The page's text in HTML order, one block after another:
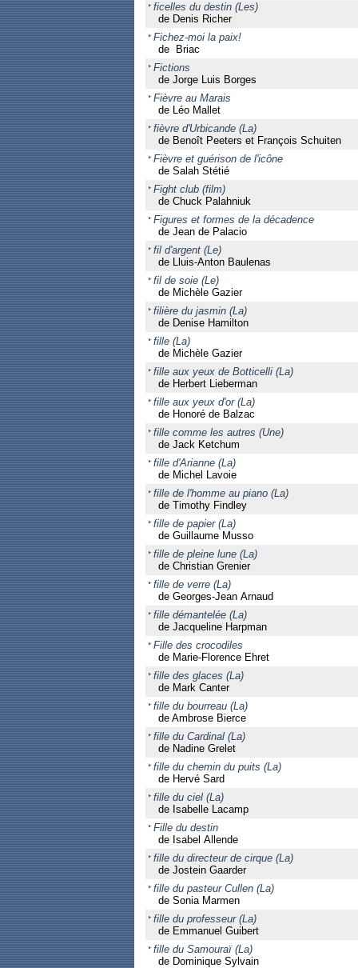
ficelles du destin (Les)
de Denis Richer
Fichez-moi la paix!
de Briac
Fictions
de Jorge Luis Borges
Fièvre au Marais
de Léo Mallet
fièvre d'Urbicande (La)
de Benoît Peeters et François Schuiten
Fièvre et guérison de l'icône
de Salah Stétié
Fight club (film)
de Chuck Palahniuk
Figures et formes de la décadence
de Jean de Palacio
fil d'argent (Le)
de Lluis-Anton Baulenas
fil de soie (Le)
de Michèle Gazier
filière du jasmin (La)
de Denise Hamilton
fille (La)
de Michèle Gazier
fille aux yeux de Botticelli (La)
de Herbert Lieberman
fille aux yeux d'or (La)
de Honoré de Balzac
fille comme les autres (Une)
de Jack Ketchum
fille d'Arianne (La)
de Michel Lavoie
fille de l'homme au piano (La)
de Timothy Findley
fille de papier (La)
de Guillaume Musso
fille de pleine lune (La)
de Christian Grenier
fille de verre (La)
de Georges-Jean Arnaud
fille démantelée (La)
de Jacqueline Harpman
Fille des crocodiles
de Marie-Florence Ehret
fille des glaces (La)
de Mark Canter
fille du bourreau (La)
de Ambrose Bierce
fille du Cardinal (La)
de Nadine Grelet
fille du chemin du puits (La)
de Hervé Sard
fille du ciel (La)
de Isabelle Lacamp
Fille du destin
de Isabel Allende
fille du directeur de cirque (La)
de Jostein Gaarder
fille du pasteur Cullen (La)
de Sonia Marmen
fille du professeur (La)
de Emmanuel Guibert
fille du Samouraï (La)
de Dominique Sylvain